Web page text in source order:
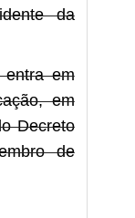
da
em
em
Decreto
de